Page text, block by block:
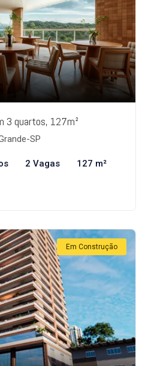
3 quartos, 127m²
SP
2 Vagas 127 m²
Em Construção